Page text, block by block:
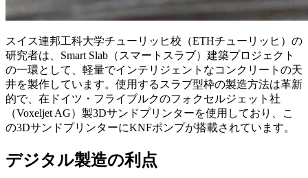
スイス連邦工科大学チューリッヒ校（ETHチューリッヒ）の
研究者は、Smart Slab（スマートスラブ）建築プロジェクト
の一環として、軽量でインテリジェントなコンクリートの天
井を製作しています。使用するスラブ型枠の製造方法は革新
的で、在ドイツ・フライブルクのフォクセルジェット社
（Voxeljet AG）製3Dサンドプリンターを使用しており、こ
の3DサンドプリンターにKNFポンプが搭載されています。
デジタル製造の利点